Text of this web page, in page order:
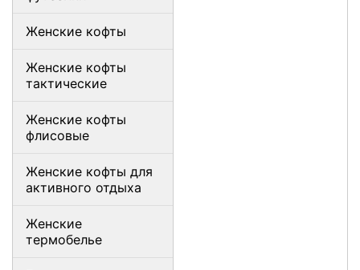
Женские кофты
Женские кофты
тактические
Женские кофты
флисовые
Женские кофты для
активного отдыха
Женские
термобелье